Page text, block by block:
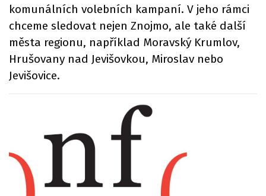
komunálních volebních kampaní. V jeho rámci
chceme sledovat nejen Znojmo, ale také další
města regionu, například Moravský Krumlov,
Hrušovany nad Jevišovkou, Miroslav nebo
Jevišovice.